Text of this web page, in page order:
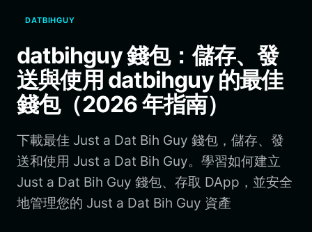
繁體中文
Português (Portugal)
Bahasa Indonesia
ภาษาไทย
हिन्दी
Português (Brasil)
Español (Argentina)
DATBIHGUY
datbihguy 錢包：儲存、發
送與使用 datbihguy 的最佳
錢包（2026 年指南）
下載最佳 Just a Dat Bih Guy 錢包，儲存、發
送和使用 Just a Dat Bih Guy。學習如何建立
Just a Dat Bih Guy 錢包、存取 DApp，並安全
地管理您的 Just a Dat Bih Guy 資產